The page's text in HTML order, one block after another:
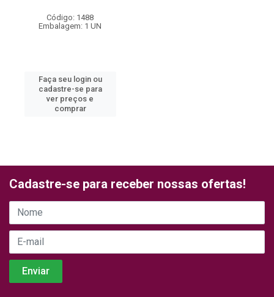
Código: 1488
Embalagem: 1 UN
Faça seu login ou
cadastre-se para
ver preços e
comprar
Cadastre-se para receber nossas ofertas!